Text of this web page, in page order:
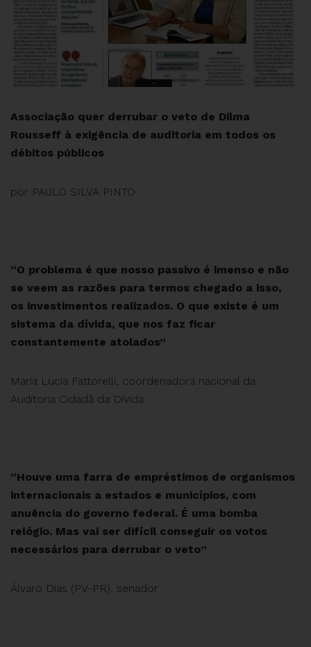
Associação quer derrubar o veto de Dilma
Rousseff à exigência de auditoria em todos os
débitos públicos
por PAULO SILVA PINTO
“O problema é que nosso passivo é imenso e não
se veem as razões para termos chegado a isso,
os investimentos realizados. O que existe é um
sistema da dívida, que nos faz ficar
constantemente atolados”
Maria Lucia Fattorelli, coordenadora nacional da
Auditoria Cidadã da Dívida
“Houve uma farra de empréstimos de organismos
internacionais a estados e municípios, com
anuência do governo federal. É uma bomba
relógio. Mas vai ser difícil conseguir os votos
necessários para derrubar o veto”
Álvaro Dias (PV-PR), senador